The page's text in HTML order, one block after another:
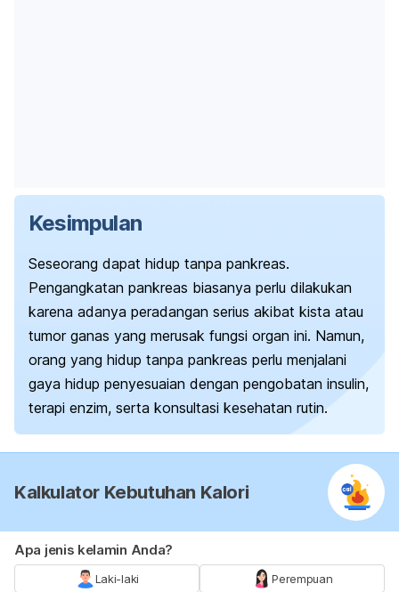
Kesimpulan
Seseorang dapat hidup tanpa pankreas.
Pengangkatan pankreas biasanya perlu dilakukan
karena adanya peradangan serius akibat kista atau
tumor ganas yang merusak fungsi organ ini. Namun,
orang yang hidup tanpa pankreas perlu menjalani
gaya hidup penyesuaian dengan pengobatan insulin,
terapi enzim, serta konsultasi kesehatan rutin.
Kalkulator Kebutuhan Kalori
Apa jenis kelamin Anda?
Laki-laki Perempuan